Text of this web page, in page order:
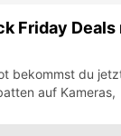
Friday Deals
bekommst du
auf Kameras,